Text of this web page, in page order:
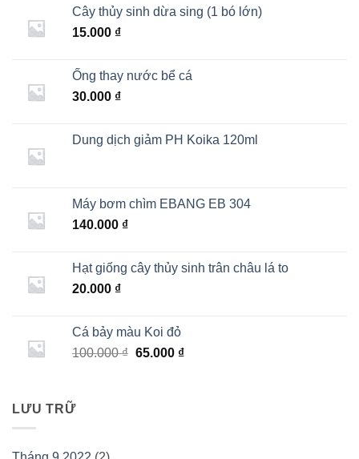
Cây thủy sinh dừa sing (1 bó lớn)
15.000 ₫
Ống thay nước bể cá
30.000 ₫
Dung dịch giảm PH Koika 120ml
Máy bơm chìm EBANG EB 304
140.000 ₫
Hạt giống cây thủy sinh trân châu lá to
20.000 ₫
Cá bảy màu Koi đỏ
100.000₫ Giá
65.000 ₫Giá
LƯU TRỮ